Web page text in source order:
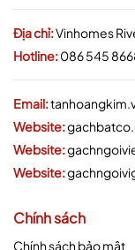
Địa chỉ:Vinhomes
Hotline:086 545
Email:
Website:
Website:
Website:
Chính sách
Chính sách bảo mật